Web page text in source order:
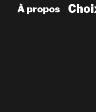
À propos